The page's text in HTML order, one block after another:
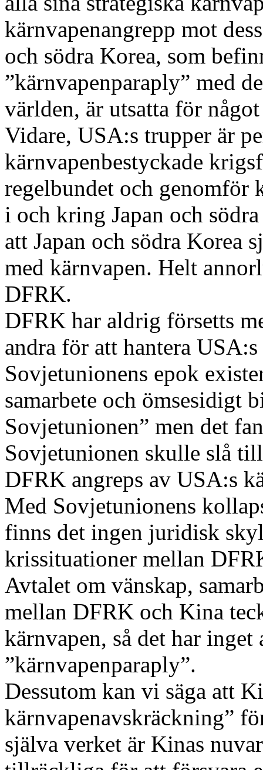
kärnvapenangrepp mot
och södra Korea, som
”kärnvapenparaply” med
världen, är utsatta för
Vidare, USA:s trupper är
kärnvapenbestyckade
regelbundet och
i och kring Japan och
att Japan och södra Korea
med kärnvapen. Helt
DFRK.
DFRK har aldrig försetts
andra för att hantera
Sovjetunionens epok
samarbete och ömsesidigt
Sovjetunionen” men det
Sovjetunionen skulle slå
DFRK angreps av USA:s
Med Sovjetunionens
finns det ingen juridisk
krissituationer mellan
Avtalet om vänskap,
mellan DFRK och Kina
kärnvapen, så det har
”kärnvapenparaply”.
Dessutom kan vi säga att
kärnvapenavskräckning”
själva verket är Kinas